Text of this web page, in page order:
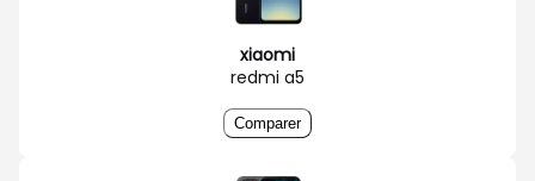
xiaomi
redmi a5
Comparer